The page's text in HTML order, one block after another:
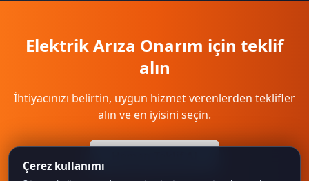
Elektrik Arıza Onarım için teklif
alın
İhtiyacınızı belirtin, uygun hizmet verenlerden teklifler
alın ve en iyisini seçin.
Çerez kullanımı